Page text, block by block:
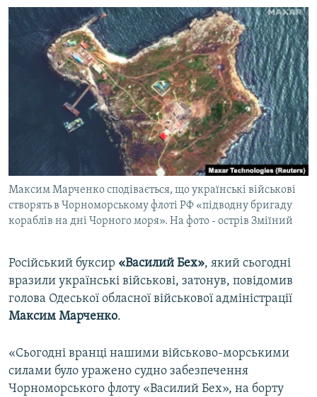
Перейти
пошуку
ПОГЛЯД
ІНТЕРВ'Ю
ВСЕ ЗА ДЕНЬ
СПЕЦПРОЕКТИ
ДЕПОРТАЦІЯ
ВІДЕОУРОКИ «ELIFBE»
СВІДЧЕННЯ ОКУПАЦІЇ
УКРАЇНСЬКА ПРОБЛЕМА КРИМУ
ІНФОГРАФІКА
ЯК ОБІЙТИ БЛОКУВАННЯ
Qırımtatar
ДОЛУЧАЙСЯ!
Усі сайти RFE/RL
Максим Марченко сподівається, що українські військові
створять в Чорноморському флоті РФ «підводну бригаду
кораблів на дні Чорного моря». На фото - острів Зміїний
Російський буксир «Василий Бех», який сьогодні
вразили українські військові, затонув, повідомив
голова Одеської обласної військової адміністрації
Максим Марченко.
«Сьогодні вранці нашими військово-морськими
силами було уражено судно забезпечення
Чорноморського флоту «Василий Бех», на борту